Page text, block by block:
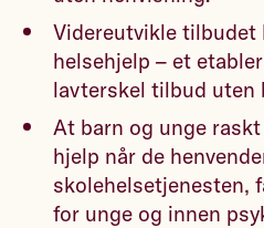
Videreutvikle tilbudet
helsehjelp – et
lavterskel tilbud uten
At barn og unge
hjelp når de
skolehelsetjenesten,
for unge og innen